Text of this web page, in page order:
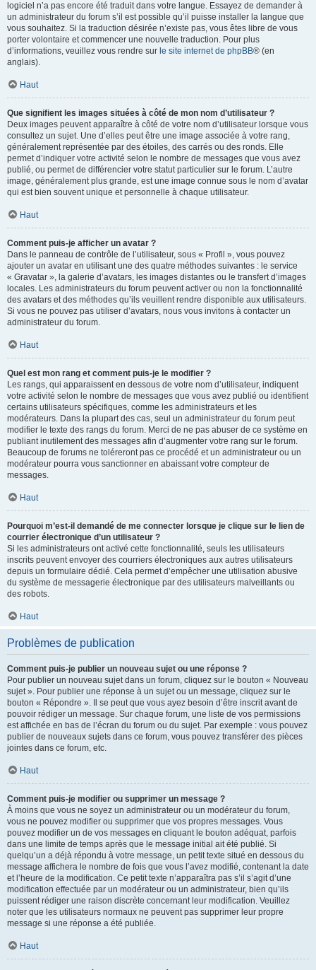
logiciel n’a pas encore été traduit dans votre langue. Essayez de demander à
un administrateur du forum s’il est possible qu’il puisse installer la langue que
vous souhaitez. Si la traduction désirée n’existe pas, vous êtes libre de vous
porter volontaire et commencer une nouvelle traduction. Pour plus
d’informations, veuillez vous rendre sur le site internet de phpBB® (en
anglais).
Haut
Que signifient les images situées à côté de mon nom d’utilisateur ?
Deux images peuvent apparaître à côté de votre nom d’utilisateur lorsque vous
consultez un sujet. Une d’elles peut être une image associée à votre rang,
généralement représentée par des étoiles, des carrés ou des ronds. Elle
permet d’indiquer votre activité selon le nombre de messages que vous avez
publié, ou permet de différencier votre statut particulier sur le forum. L’autre
image, généralement plus grande, est une image connue sous le nom d’avatar
qui est bien souvent unique et personnelle à chaque utilisateur.
Haut
Comment puis-je afficher un avatar ?
Dans le panneau de contrôle de l’utilisateur, sous « Profil », vous pouvez
ajouter un avatar en utilisant une des quatre méthodes suivantes : le service
« Gravatar », la galerie d’avatars, les images distantes ou le transfert d’images
locales. Les administrateurs du forum peuvent activer ou non la fonctionnalité
des avatars et des méthodes qu’ils veuillent rendre disponible aux utilisateurs.
Si vous ne pouvez pas utiliser d’avatars, nous vous invitons à contacter un
administrateur du forum.
Haut
Quel est mon rang et comment puis-je le modifier ?
Les rangs, qui apparaissent en dessous de votre nom d’utilisateur, indiquent
votre activité selon le nombre de messages que vous avez publié ou identifient
certains utilisateurs spécifiques, comme les administrateurs et les
modérateurs. Dans la plupart des cas, seul un administrateur du forum peut
modifier le texte des rangs du forum. Merci de ne pas abuser de ce système en
publiant inutilement des messages afin d’augmenter votre rang sur le forum.
Beaucoup de forums ne toléreront pas ce procédé et un administrateur ou un
modérateur pourra vous sanctionner en abaissant votre compteur de
messages.
Haut
Pourquoi m’est-il demandé de me connecter lorsque je clique sur le lien de
courrier électronique d’un utilisateur ?
Si les administrateurs ont activé cette fonctionnalité, seuls les utilisateurs
inscrits peuvent envoyer des courriers électroniques aux autres utilisateurs
depuis un formulaire dédié. Cela permet d’empêcher une utilisation abusive
du système de messagerie électronique par des utilisateurs malveillants ou
des robots.
Haut
Problèmes de publication
Comment puis-je publier un nouveau sujet ou une réponse ?
Pour publier un nouveau sujet dans un forum, cliquez sur le bouton « Nouveau
sujet ». Pour publier une réponse à un sujet ou un message, cliquez sur le
bouton « Répondre ». Il se peut que vous ayez besoin d’être inscrit avant de
pouvoir rédiger un message. Sur chaque forum, une liste de vos permissions
est affichée en bas de l’écran du forum ou du sujet. Par exemple : vous pouvez
publier de nouveaux sujets dans ce forum, vous pouvez transférer des pièces
jointes dans ce forum, etc.
Haut
Comment puis-je modifier ou supprimer un message ?
À moins que vous ne soyez un administrateur ou un modérateur du forum,
vous ne pouvez modifier ou supprimer que vos propres messages. Vous
pouvez modifier un de vos messages en cliquant le bouton adéquat, parfois
dans une limite de temps après que le message initial ait été publié. Si
quelqu’un a déjà répondu à votre message, un petit texte situé en dessous du
message affichera le nombre de fois que vous l’avez modifié, contenant la date
et l’heure de la modification. Ce petit texte n’apparaîtra pas s’il s’agit d’une
modification effectuée par un modérateur ou un administrateur, bien qu’ils
puissent rédiger une raison discrète concernant leur modification. Veuillez
noter que les utilisateurs normaux ne peuvent pas supprimer leur propre
message si une réponse a été publiée.
Haut